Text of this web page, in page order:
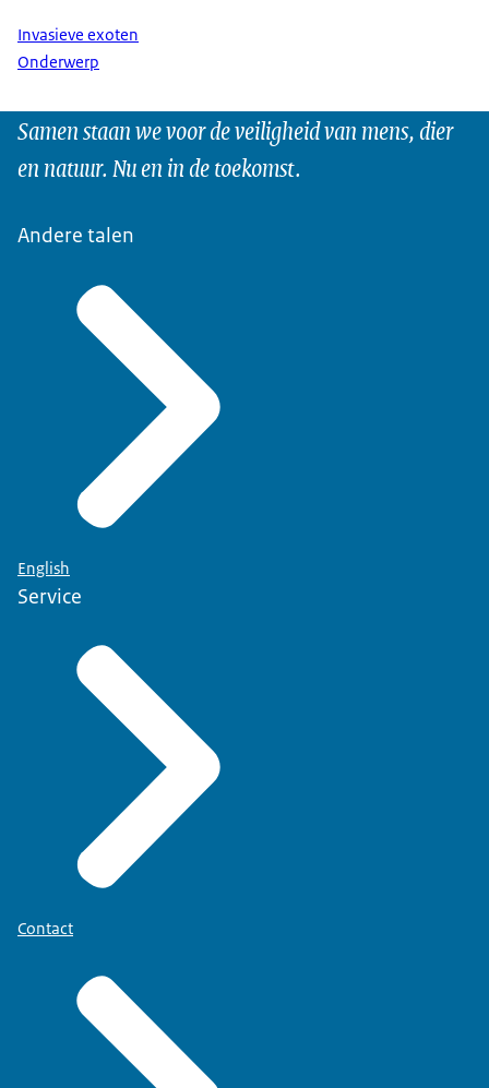
Invasieve exoten
Onderwerp
Samen staan we voor de veiligheid van mens, dier
en natuur. Nu en in de toekomst.
Andere talen
English
Service
Contact